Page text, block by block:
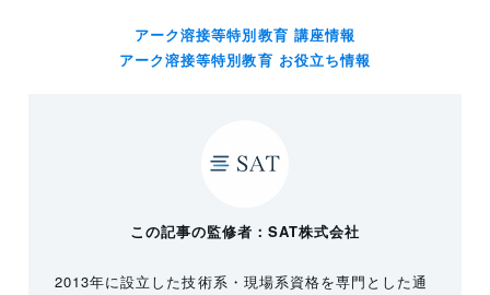
アーク溶接等特別教育 講座情報
アーク溶接等特別教育 お役立ち情報
この記事の監修者：SAT株式会社
2013年に設立した技術系・現場系資格を専門とした通